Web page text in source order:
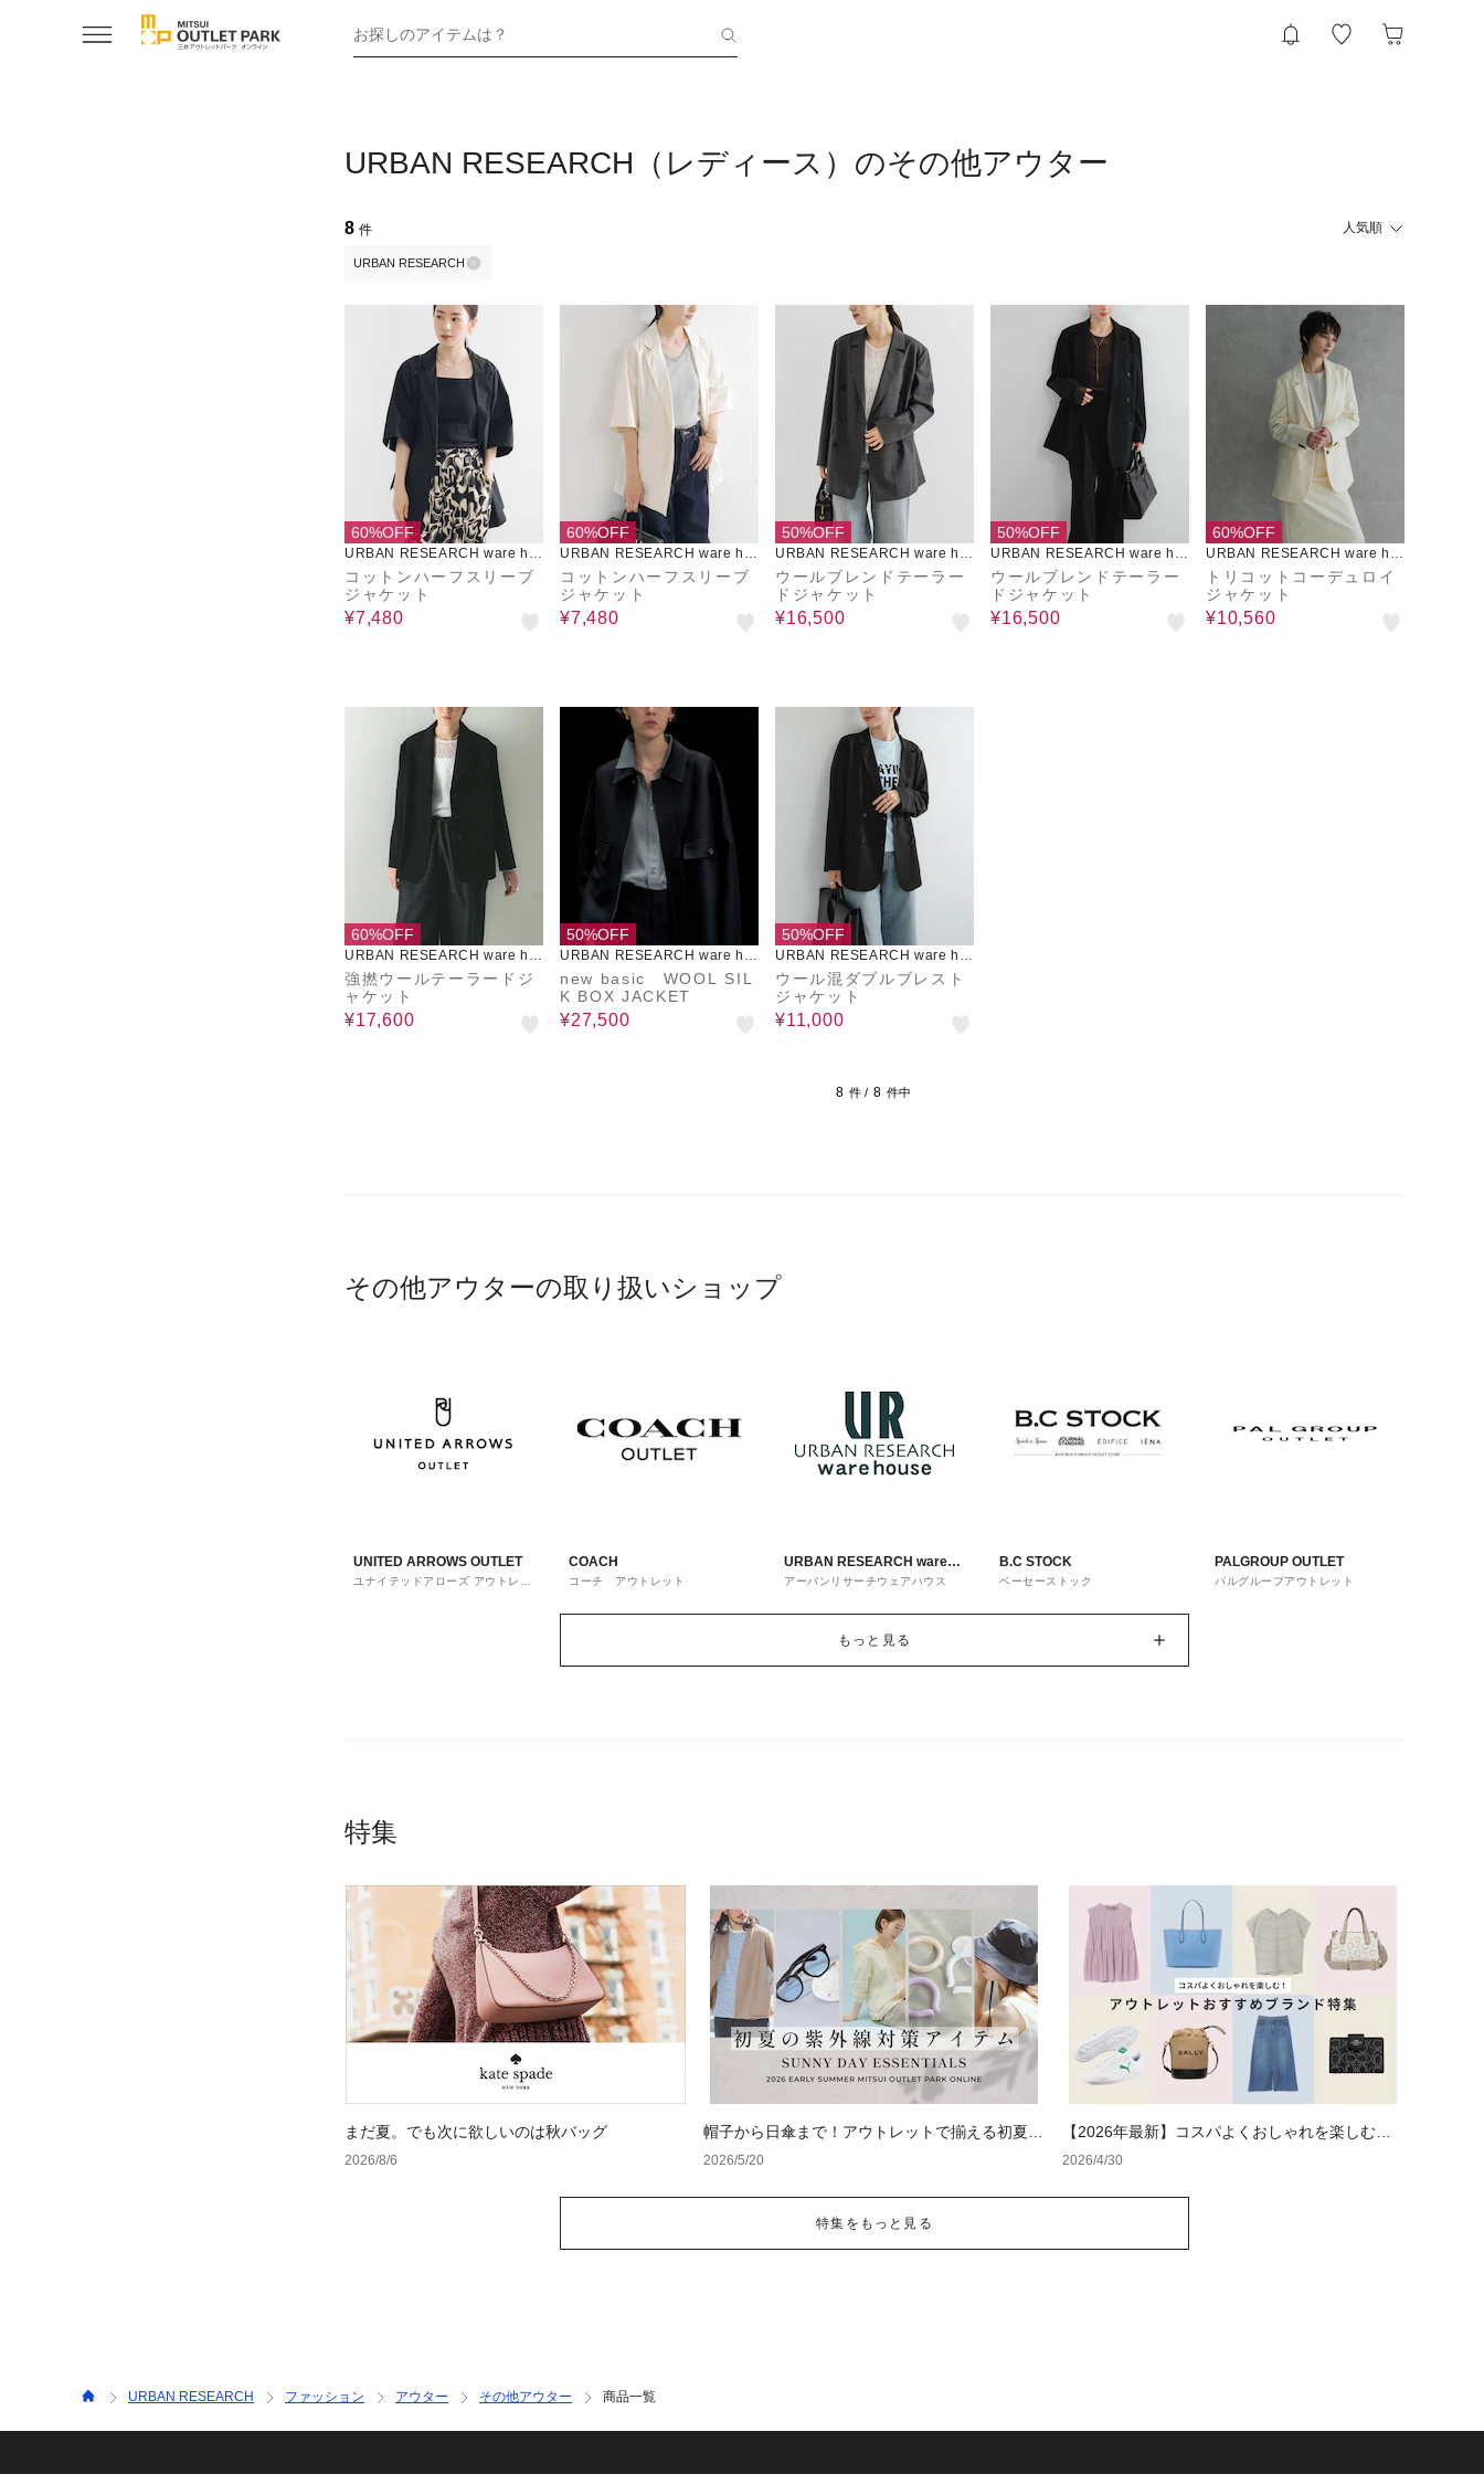
お探しのアイテムは？
URBAN RESEARCH（レディース）のその他アウター
8 件 人気順
URBAN RESEARCH
60%OFF
URBAN RESEARCH ware ho
use
コットンハーフスリーブ
ジャケット
¥7,480
60%OFF
URBAN RESEARCH ware ho
use
コットンハーフスリーブ
ジャケット
¥7,480
50%OFF
URBAN RESEARCH ware ho
use
ウールブレンドテーラー
ドジャケット
¥16,500
50%OFF
URBAN RESEARCH ware ho
use
ウールブレンドテーラー
ドジャケット
¥16,500
60%OFF
URBAN RESEARCH ware ho
use
トリコットコーデュロイ
ジャケット
¥10,560
60%OFF
URBAN RESEARCH ware ho
use
強撚ウールテーラードジ
ャケット
¥17,600
50%OFF
URBAN RESEARCH ware ho
use
new basic WOOL SIL
K BOX JACKET
¥27,500
50%OFF
URBAN RESEARCH ware ho
use
ウール混ダブルブレスト
ジャケット
¥11,000
8 件 / 8 件中
その他アウターの取り扱いショップ
UNITED ARROWS OUTLET
ユナイテッドアローズ アウトレッ
COACH
コーチ アウトレット
URBAN RESEARCH ware
house
アーバンリサーチウェアハウス
B.C STOCK
ベーセーストック
PALGROUP OUTLET
パルグループアウトレット
もっと見る
特集
まだ夏。でも次に欲しいのは秋バッグ
2026/8/6
帽子から日傘まで！アウトレットで揃える初夏の
紫外線対策アイテム
2026/5/20
【2026年最新】コスパよくおしゃれを楽しむ！
レディースアウトレットおすすめブランド特集
2026/4/30
特集をもっと見る
URBAN RESEARCH ファッション アウター その他アウター 商品一覧